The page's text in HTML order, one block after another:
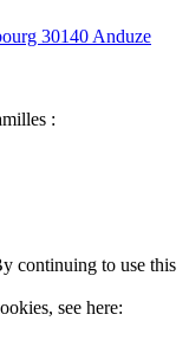
30140 Anduze
:
continuing to use this
see here: